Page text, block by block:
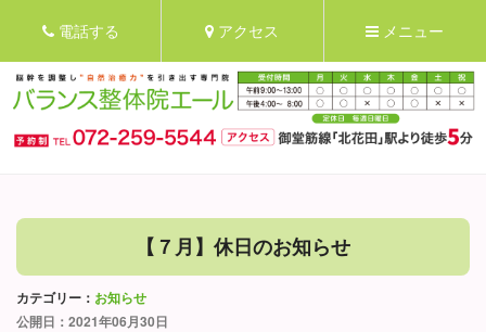
電話する アクセス メニュー
【７月】休日のお知らせ
カテゴリー： お知らせ
公開日：2021年06月30日